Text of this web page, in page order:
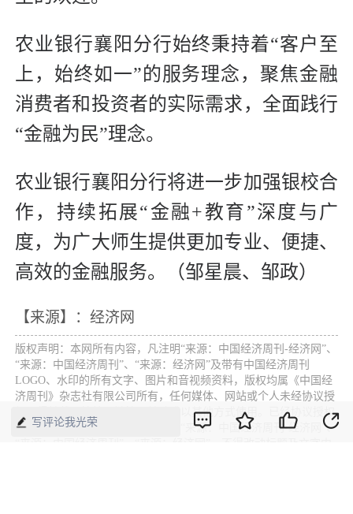
农业银行襄阳分行始终秉持着“客户至
上，始终如一”的服务理念，聚焦金融
消费者和投资者的实际需求，全面践行
“金融为民”理念。
农业银行襄阳分行将进一步加强银校合
作，持续拓展“金融+教育”深度与广
度，为广大师生提供更加专业、便捷、
高效的金融服务。（邹星晨、邹政）
【来源】：经济网
版权声明：本网所有内容，凡注明“来源：中国经济周刊-经济网”、
“来源：中国经济周刊”、“来源：经济网”及带有中国经济周刊
LOGO、水印的所有文字、图片和音视频资料，版权均属《中国经
济周刊》杂志社有限公司所有，任何媒体、网站或个人未经协议授
权不得转载、摘编、链接、转贴或以其他方式使用。已经协议授权
的，在下载、转载使用时必须注明“来源：中国经济周刊-经济网”、
写评论我光荣